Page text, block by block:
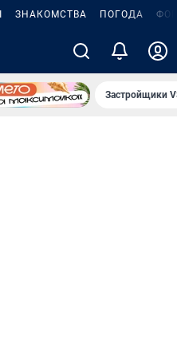
ЗНАКОМСТВА ПОГОДА
Застройщики